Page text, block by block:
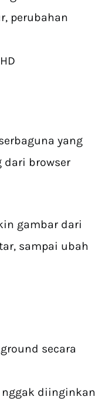
perubahan
yang
dari browser
gambar dari
sampai ubah
secara
diinginkan